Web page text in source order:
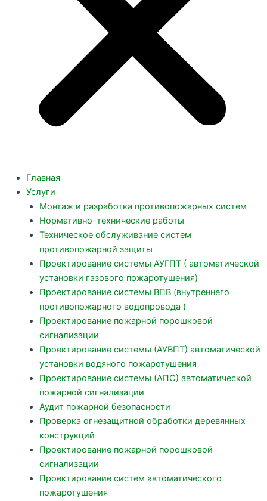
Главная
Услуги
Монтаж и разработка противопожарных систем
Нормативно-технические работы
Техническое обслуживание систем
противопожарной защиты
Проектирование системы АУГПТ ( автоматической
установки газового пожаротушения)
Проектирование системы ВПВ (внутреннего
противопожарного водопровода )
Проектирование пожарной порошковой
сигнализации
Проектирование системы (АУВПТ) автоматической
установки водяного пожаротушения
Проектирование системы (АПС) автоматической
пожарной сигнализации
Аудит пожарной безопасности
Проверка огнезащитной обработки деревянных
конструкций
Проектирование пожарной порошковой
сигнализации
Проектирование систем автоматического
пожаротушения